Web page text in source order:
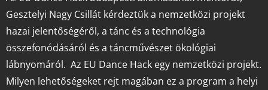
Gesztelyi Nagy Csillát kérdeztük a nemzetközi projekt
hazai jelentőségéről, a tánc és a technológia
összefonódásáról és a táncművészet ökológiai
lábnyomáról. Az EU Dance Hack egy nemzetközi projekt.
Milyen lehetőségeket rejt magában ez a program a helyi